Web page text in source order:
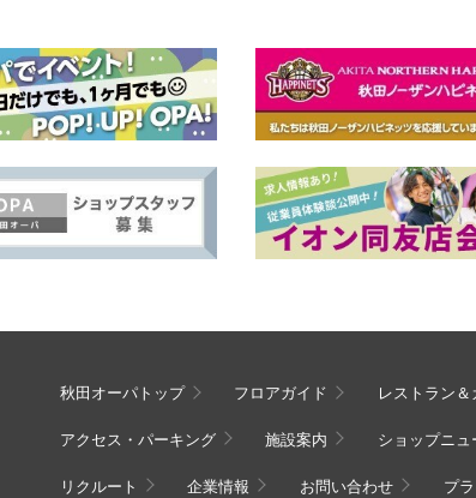
秋田オーパトップ フロアガイド レストラン＆
アクセス・パーキング 施設案内 ショップニュ
リクルート 企業情報 お問い合わせ プ